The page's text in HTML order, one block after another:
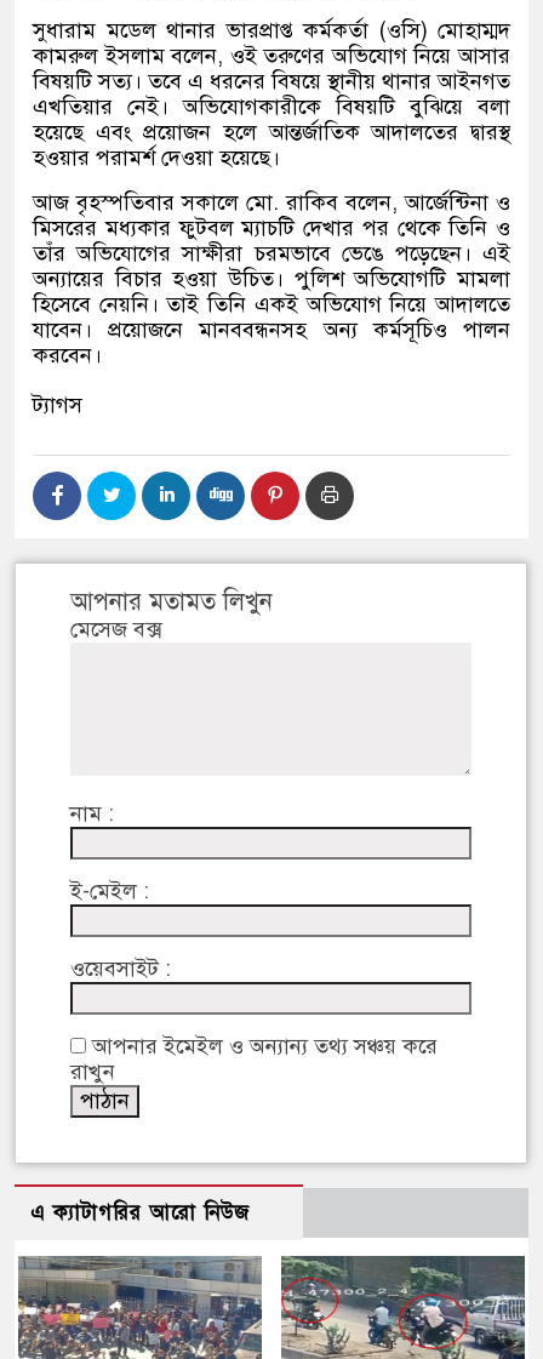
সুধারাম মডেল থানার ভারপ্রাপ্ত কর্মকর্তা(ওসি) মোহাম্মদ
কামরুল ইসলাম বলেন, ওই তরুণের অভিযোগ নিয়ে আসার
বিষয়টি সত্য। তবে এ ধরনের বিষয়ে স্থানীয় থানার আইনগত
এখতিয়ার নেই। অভিযোগকারীকে বিষয়টি বুঝিয়ে বলা
হয়েছে এবং প্রয়োজন হলে আন্তর্জাতিক আদালতের দ্বারস্থ
হওয়ার পরামর্শ দেওয়া হয়েছে।
আজ বৃহস্পতিবার সকালে মো.রাকিব বলেন,আর্জেন্টিনা ও
মিসরের মধ্যকার ফুটবল ম্যাচটি দেখার পর থেকে তিনি ও
তাঁর অভিযোগের সাক্ষীরা চরমভাবে ভেঙে পড়েছেন। এই
অন্যায়ের বিচার হওয়া উচিত। পুলিশ অভিযোগটি মামলা
হিসেবে নেয়নি। তাই তিনি একই অভিযোগ নিয়ে আদালতে
যাবেন। প্রয়োজনে মানববন্ধনসহ অন্য কর্মসূচিও পালন
করবেন।
ট্যাগস
আপনার মতামত লিখুন
মেসেজ বক্স
নাম :
ই-মেইল :
ওয়েবসাইট :
আপনার ইমেইল ও অন্যান্য তথ্য সঞ্চয় করে
রাখুন
এ ক্যাটাগরির আরো নিউজ